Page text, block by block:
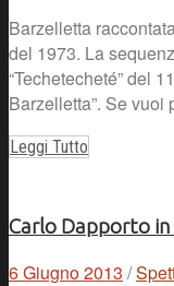
Barzelletta
del 1973. La
“Techetecheté” del
Barzelletta”. Se
Leggi Tutto
Carlo Dapporto
6 Giugno 2013 /